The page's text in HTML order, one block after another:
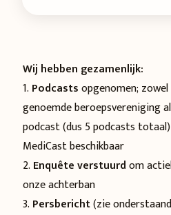
Wij hebben gezamenlijk:
1. Podcastsopgenomen;
genoemde beroepsvereniging
podcast (dus 5 podcasts
MediCast beschikbaar
2. Enquête verstuurdom
onze achterban
3. Persbericht(zie